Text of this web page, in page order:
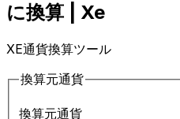
に換算 | Xe
XE通貨換算ツール
換算元通貨
換算元通貨